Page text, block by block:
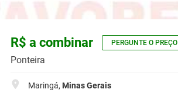
R$ a combinar PERGUNTE O PREÇO
Ponteira
Maringá, Minas Gerais